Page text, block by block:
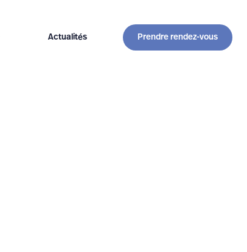
Actualités Prendre rendez-vous